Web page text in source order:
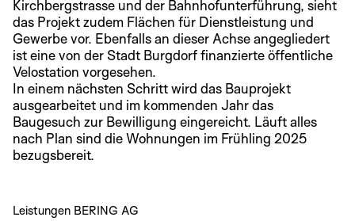
Kirchbergstrasse und der Bahnhofunterführung, sieht
das Projekt zudem Flächen für Dienstleistung und
Gewerbe vor. Ebenfalls an dieser Achse angegliedert
ist eine von der Stadt Burgdorf finanzierte öffentliche
Velostation vorgesehen.
In einem nächsten Schritt wird das Bauprojekt
ausgearbeitet und im kommenden Jahr das
Baugesuch zur Bewilligung eingereicht. Läuft alles
nach Plan sind die Wohnungen im Frühling 2025
bezugsbereit.
Leistungen BERING AG